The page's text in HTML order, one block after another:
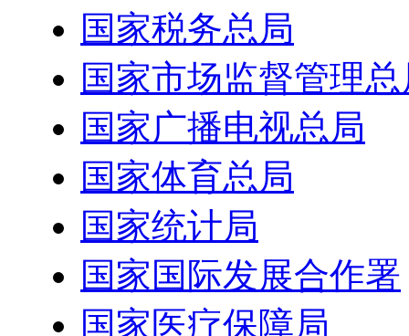
国家税务总局
国家市场监督管理
国家广播电视总局
国家体育总局
国家统计局
国家国际发展合作署
国家医疗保障局